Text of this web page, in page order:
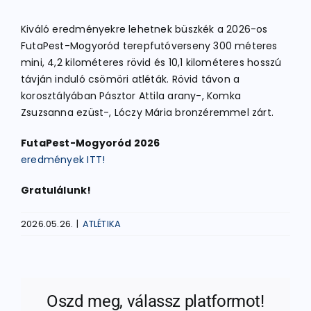
ATLÉTIKA
KERÉKPÁR
EGYÉB SPORTÁGAK
PÁLYÁK
ELÉRHETŐSÉGEK
Kiváló eredményekre lehetnek büszkék a 2026-os
FutaPest-Mogyoród terepfutóverseny 300 méteres
mini, 4,2 kilométeres rövid és 10,1 kilométeres hosszú
távján induló csömöri atléták. Rövid távon a
korosztályában Pásztor Attila arany-, Komka
Zsuzsanna ezüst-, Lóczy Mária bronzéremmel zárt.
FutaPest-Mogyoród 2026
eredmények ITT!
Gratulálunk!
2026.05.26. | ATLÉTIKA
Oszd meg, válassz platformot!